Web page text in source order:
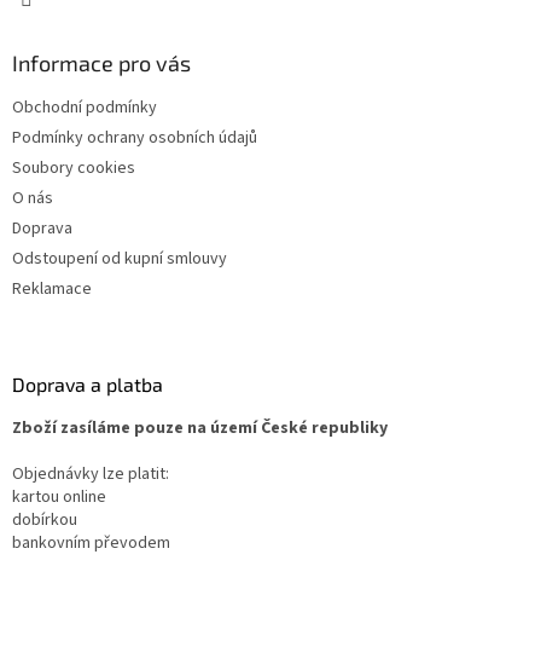
Informace pro vás
Obchodní podmínky
Podmínky ochrany osobních údajů
Soubory cookies
O nás
Doprava
Odstoupení od kupní smlouvy
Reklamace
Doprava a platba
Zboží zasíláme pouze na území České republiky
Objednávky lze platit:
kartou online
dobírkou
bankovním převodem